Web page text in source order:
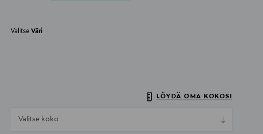
ValitseVäri
LÖYDÄ OMA KOKOSI
Valitse koko